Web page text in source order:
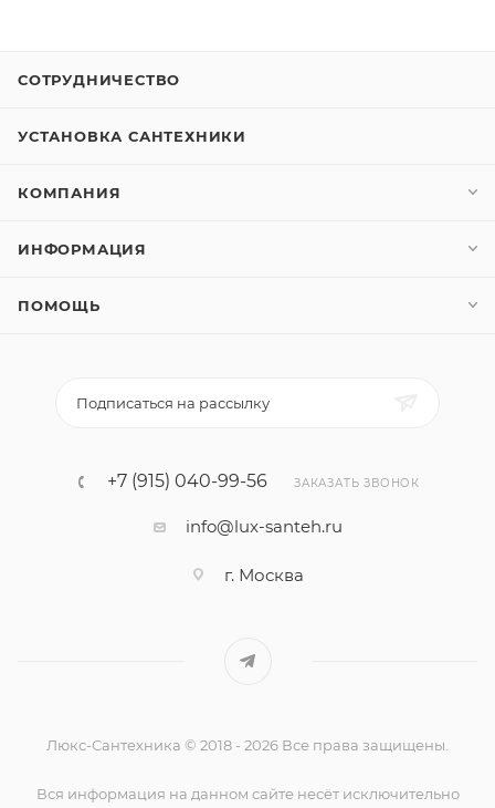
СОТРУДНИЧЕСТВО
УСТАНОВКА САНТЕХНИКИ
КОМПАНИЯ
ИНФОРМАЦИЯ
ПОМОЩЬ
Подписаться на рассылку
+7 (915) 040-99-56 ЗАКАЗАТЬ ЗВОНОК
info@lux-santeh.ru
г. Москва
Люкс-Сантехника © 2018 - 2026 Все права защищены.
Вся информация на данном сайте несёт исключительно